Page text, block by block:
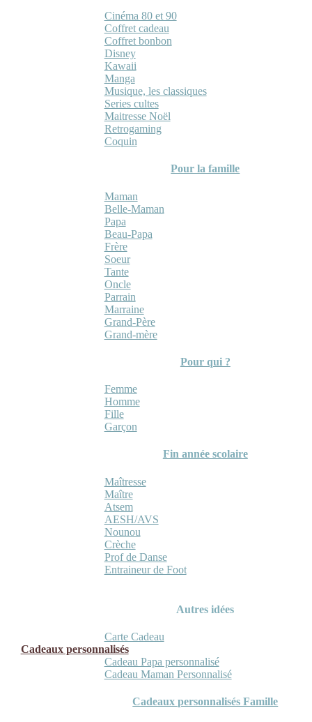
Cinéma 80 et 90
Coffret cadeau
Coffret bonbon
Disney
Kawaii
Manga
Musique, les classiques
Series cultes
Maitresse Noël
Retrogaming
Coquin
Pour la famille
Maman
Belle-Maman
Papa
Beau-Papa
Frère
Soeur
Tante
Oncle
Parrain
Marraine
Grand-Père
Grand-mère
Pour qui ?
Femme
Homme
Fille
Garçon
Fin année scolaire
Maîtresse
Maître
Atsem
AESH/AVS
Nounou
Crèche
Prof de Danse
Entraineur de Foot
Autres idées
Carte Cadeau
Cadeaux personnalisés
Cadeau Papa personnalisé
Cadeau Maman Personnalisé
Cadeaux personnalisés Famille